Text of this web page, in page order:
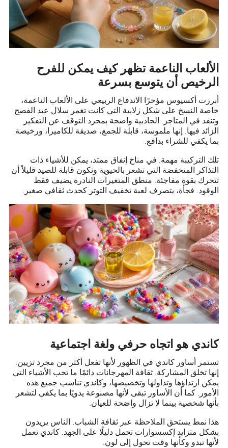
الألعاب الناعمة تظهر كيف يمكن للفرح
الرخيص أن يتوسع بسرعة
أبرزت أكسيوس مؤخرًا الاندفاع الربيعي على الألعاب الناعمة،
خاصة النسخ على شكل زلابية التي كانت تغمر سلال عيد الفصح
وتنفد في المتاجر. الجاذبية واضحة بمجرد التوقف عن التفكير
الزائد فيها. إنها ملموسة، قابلة للجمع، صديقة للكاميرا، ورخيصة
بما يكفي للشراء بدافع.
تلك التركيبة مهمة. في مناخ إنفاق ممتد، يمكن للأشياء ذات
التذاكر المنخفضة التي تشعر بالحيوية وتكون قابلة للصيد قليلاً أن
تتحرك بقوة مفاجئة. منطق المتغيرات النادرة يضيف فقط
الوقود. فجأة، يتصرف لعبة تخفيف التوتر كحدث ثقافي صغير.
كاندي هو اتجاه حرفي ولغة اجتماعية
تستمر أساور كاندي في الظهور لأنها تفعل أكثر من مجرد تزيين.
إنها تخلق المشاركة. ثقافة المهرجانات دائمًا ما تحب الأشياء التي
يمكن ارتداؤها وتداولها وتخصيصها، وكاندي تناسب جميع هذه
الأمور. كما أن الأساور تبقى لأنها مصنوعة يدويًا بما يكفي لتشعر
بأنها شخصية بينما لا تزال واضحة للعيان.
هذا نمط يستحق الملاحظة عبر ثقافة الشباب. الناس يريدون
بشكل متزايد إكسسوارات تحمل دليلًا على الجهد. كاندي تعمل
لأنها تبدو وكأنها وقت تحول إلى لون.